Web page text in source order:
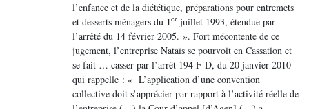
l’enfance et de la diététique, préparations pour entremets
et desserts ménagers du 1er juillet 1993, étendue par
l’arrêté du 14 février 2005. ». Fort mécontente de ce
jugement, l’entreprise Nataïs se pourvoit en Cassation et
se fait … casser par l’arrêt 194 F-D, du 20 janvier 2010
qui rappelle : « L’application d’une convention
collective doit s’apprécier par rapport à l’activité réelle de